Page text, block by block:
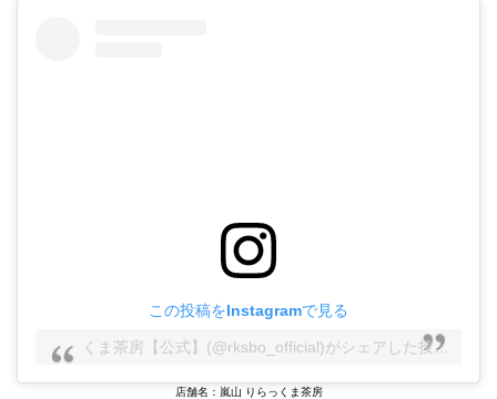
この投稿をInstagramで見る
りらっくま茶房【公式】(@rksbo_official)がシェアした投稿
店舗名：嵐山 りらっくま茶房